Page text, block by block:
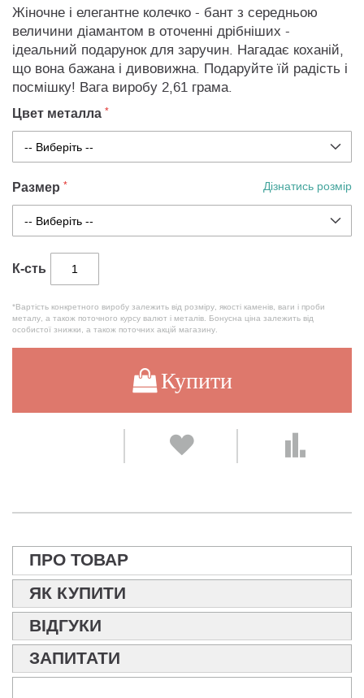
Жіночне і елегантне колечко - бант з середньою
величини діамантом в оточенні дрібніших -
ідеальний подарунок для заручин. Нагадає коханій,
що вона бажана і дивовижна. Подаруйте їй радість і
посмішку! Вага виробу 2,61 грама.
Цвет металла
Размер Дізнатись розмір
К-сть
*Вартість конкретного виробу залежить від розміру, якості каменів, ваги і проби
металу, а також поточного курсу валют і металів. Бонусна ціна залежить від
особистої знижки, а також поточних акцій магазину.
Купити
ПРО ТОВАР
ЯК КУПИТИ
ВІДГУКИ
ЗАПИТАТИ